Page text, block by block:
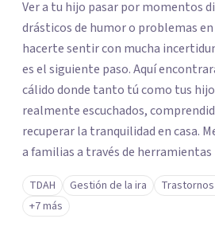
Ver a tu hijo pasar por momentos
drásticos de humor o problemas
hacerte sentir con mucha
es el siguiente paso. Aquí
cálido donde tanto tú como tus
realmente escuchados,
recuperar la tranquilidad en casa. Me especializo en guiar
a familias a través de
adaptadas a la edad de cada
etiquetas y los tecnicismos. Mi
centra en entender las emociones
TDAH Gestión de la ira
+7 más